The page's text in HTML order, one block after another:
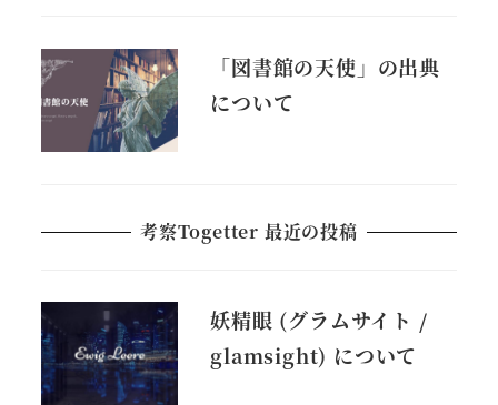
「図書館の天使」の出典
について
考察Togetter 最近の投稿
妖精眼 (グラムサイト /
glamsight) について